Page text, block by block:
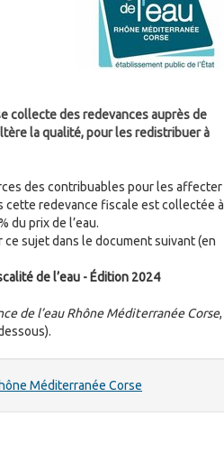
collecte des redevances auprès de
la qualité, pour les redistribuer à
des contribuables pour les affecter
cette redevance fiscale est collectée à
du prix de l’eau.
sujet dans le document suivant (en
de l’eau - Édition 2024
de l’eau Rhône Méditerranée Corse,
Méditerranée Corse